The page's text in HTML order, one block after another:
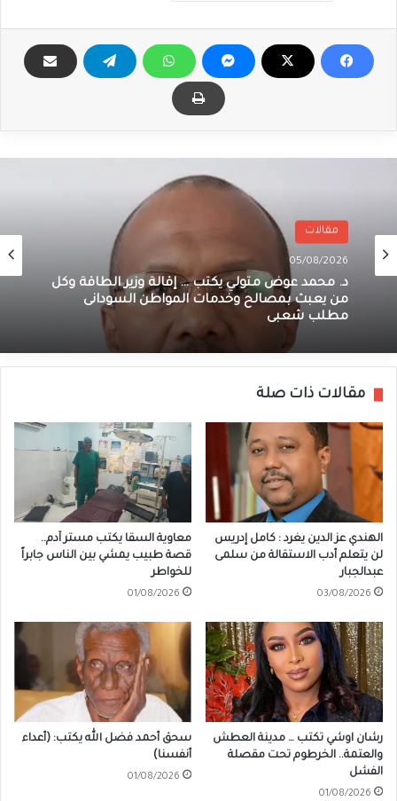
مقالات
05/08/2026
د. محمد عوض متولي يكتب … إقالة وزير الطاقة وكل
من يعبث بمصالح وخدمات المواطن السودانى
مطلب شعبى
مقالات ذات صلة
الهندي عز الدين يغرد : كامل إدريس
لن يتعلم أدب الاستقالة من سلمى
عبدالجبار
03/08/2026
معاوية السقا يكتب مستر آدم..
قصة طبيب يمشي بين الناس جابراً
للخواطر
01/08/2026
رشان اوشي تكتب … مدينة العطش
والعتمة.. الخرطوم تحت مقصلة
الفشل
01/08/2026
سحق أحمد فضل الله يكتب: (أعداء
أنفسنا)
01/08/2026